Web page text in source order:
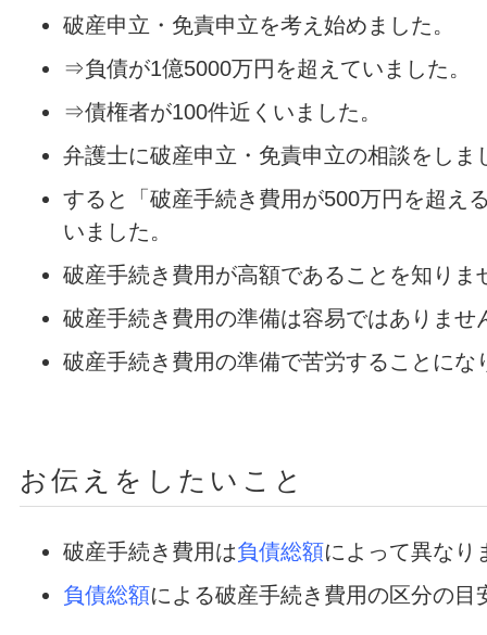
破産申立・免責申立を考え始めました。
⇒負債が1億5000万円を超えていました。
⇒債権者が100件近くいました。
弁護士に破産申立・免責申立の相談をしま
すると「破産手続き費用が500万円を超え
いました。
破産手続き費用が高額であることを知りま
破産手続き費用の準備は容易ではありませ
破産手続き費用の準備で苦労することにな
お伝えをしたいこと
破産手続き費用は負債総額によって異なり
負債総額による破産手続き費用の区分の目